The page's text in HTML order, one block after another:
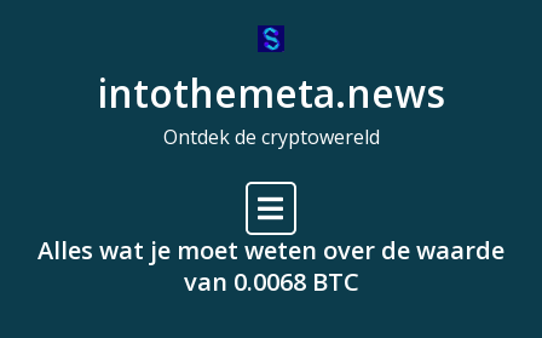
intothemeta.news
Ontdek de cryptowereld
Alles wat je moet weten over de waarde
van 0.0068 BTC